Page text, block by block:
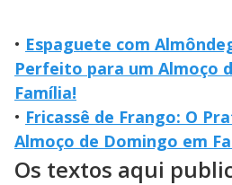
• Espaguete com
Perfeito para um Almoço
Família!
• Fricassê de Frango: O
Almoço de Domingo em
Os textos aqui